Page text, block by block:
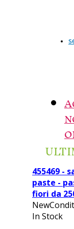
455469 -
paste -
fiori da
In Stock